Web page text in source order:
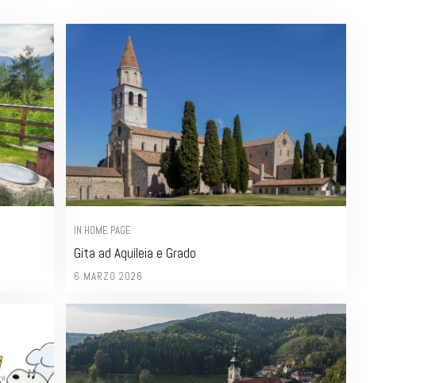
IN HOME PAGE
Gita ad Aquileia e Grado
6 MARZO 2026